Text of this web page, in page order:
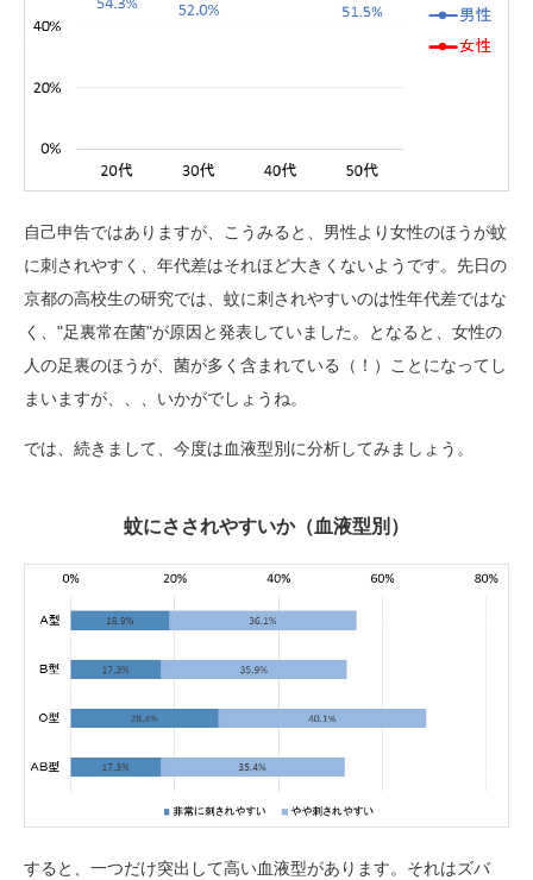
自己申告ではありますが、こうみると、男性より女性のほうが蚊
に刺されやすく、年代差はそれほど大きくないようです。先日の
京都の高校生の研究では、蚊に刺されやすいのは性年代差ではな
く、"足裏常在菌"が原因と発表していました。となると、女性の
人の足裏のほうが、菌が多く含まれている（！）ことになってし
まいますが、、、いかがでしょうね。
では、続きまして、今度は血液型別に分析してみましょう。
蚊にさされやすいか（血液型別）
すると、一つだけ突出して高い血液型があります。それはズバ